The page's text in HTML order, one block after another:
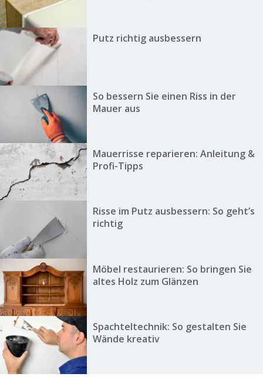
Putz richtig ausbessern
So bessern Sie einen Riss in der
Mauer aus
Mauerrisse reparieren: Anleitung &
Profi-Tipps
Risse im Putz ausbessern: So geht’s
richtig
Möbel restaurieren: So bringen Sie
altes Holz zum Glänzen
Spachteltechnik: So gestalten Sie
Wände kreativ